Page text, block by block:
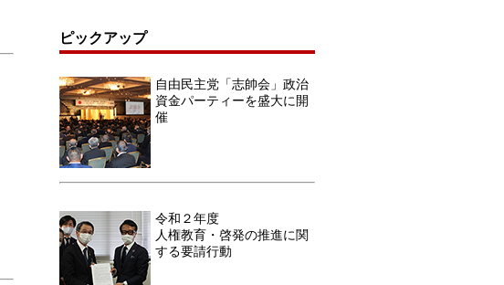
ピックアップ
自由民主党「志帥会」政治
資金パーティーを盛大に開
催
令和２年度
人権教育・啓発の推進に関
する要請行動